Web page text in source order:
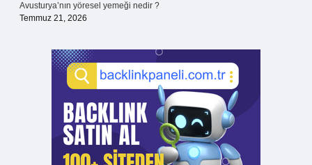
Avusturya’nın yöresel yemeği nedir ?
Temmuz 21, 2026